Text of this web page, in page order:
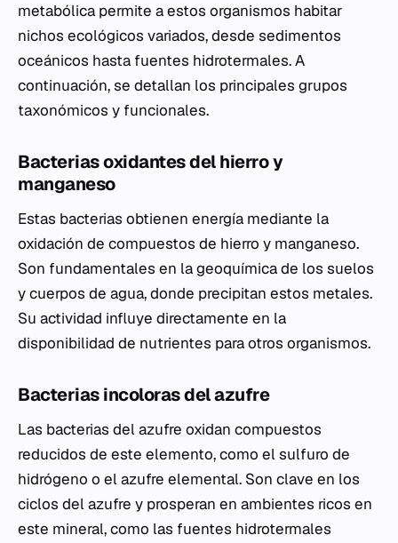
metabólica permite a estos organismos habitar
nichos ecológicos variados, desde sedimentos
oceánicos hasta fuentes hidrotermales. A
continuación, se detallan los principales grupos
taxonómicos y funcionales.
Bacterias oxidantes del hierro y
manganeso
Estas bacterias obtienen energía mediante la
oxidación de compuestos de hierro y manganeso.
Son fundamentales en la geoquímica de los suelos
y cuerpos de agua, donde precipitan estos metales.
Su actividad influye directamente en la
disponibilidad de nutrientes para otros organismos.
Bacterias incoloras del azufre
Las bacterias del azufre oxidan compuestos
reducidos de este elemento, como el sulfuro de
hidrógeno o el azufre elemental. Son clave en los
ciclos del azufre y prosperan en ambientes ricos en
este mineral, como las fuentes hidrotermales